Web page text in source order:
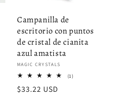
Campanilla de
escritorio con puntos
de cristal de cianita
azul amatista
Proveedor:
MAGIC CRYSTALS
(1)1
Precio
$33.22 USD